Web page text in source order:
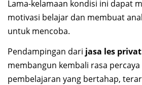
Lama-kelamaan kondisi ini dapat
motivasi belajar dan membuat
untuk mencoba.
Pendampingan dari jasa les privat
membangun kembali rasa
pembelajaran yang bertahap,